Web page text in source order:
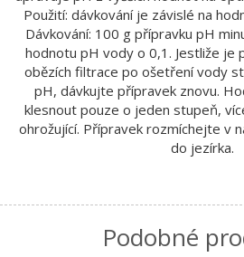
Použití: dávkování je závislé na
Dávkování: 100 g přípravku pH
hodnotu pH vody o 0,1. Jestliže je
obězích filtrace po ošetření vody
pH, dávkujte přípravek znovu.
klesnout pouze o jeden stupeň,
ohrožující. Přípravek rozmíchejte v
do jezírka.
Podobné